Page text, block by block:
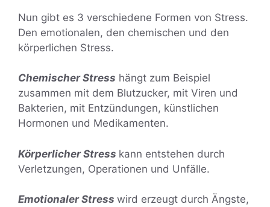
Nun gibt es 3 verschiedene Formen von Stress.
Den emotionalen, den chemischen und den
körperlichen Stress.
Chemischer Stress hängt zum Beispiel
zusammen mit dem Blutzucker, mit Viren und
Bakterien, mit Entzündungen, künstlichen
Hormonen und Medikamenten.
Körperlicher Stress kann entstehen durch
Verletzungen, Operationen und Unfälle.
Emotionaler Stress wird erzeugt durch Ängste,